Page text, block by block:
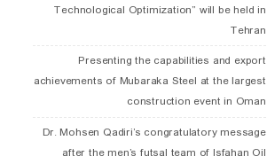
Technological Optimization” will be held in
Tehran
Presenting the capabilities and export
achievements of Mubaraka Steel at the largest
construction event in Oman
Dr. Mohsen Qadiri’s congratulatory message
after the men’s futsal team of Isfahan Oil